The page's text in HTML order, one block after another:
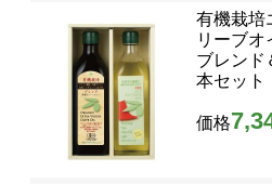
有機栽培
リーブオ
ブレンド
本セット
価格